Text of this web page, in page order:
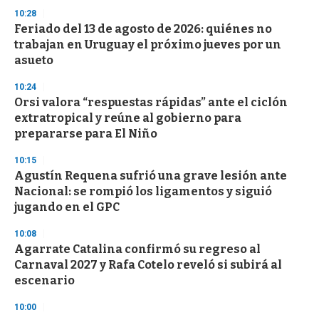
s
10:28
Feriado del 13 de agosto de 2026: quiénes no
trabajan en Uruguay el próximo jueves por un
asueto
10:24
Orsi valora “respuestas rápidas” ante el ciclón
extratropical y reúne al gobierno para
prepararse para El Niño
10:15
Agustín Requena sufrió una grave lesión ante
Nacional: se rompió los ligamentos y siguió
jugando en el GPC
10:08
Agarrate Catalina confirmó su regreso al
Carnaval 2027 y Rafa Cotelo reveló si subirá al
escenario
10:00